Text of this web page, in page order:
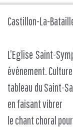
Castillon-La-
L’Eglise Saint-
événement.
tableau du Saint-
en faisant vibrer
le chant choral